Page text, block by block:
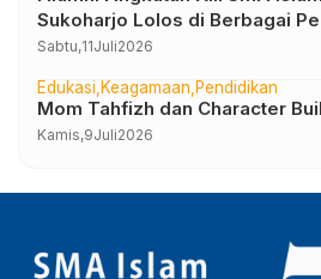
Sukoharjo Lolos di Berbagai
Negeri dan Luar Negeri
Sabtu,11Juli2026
Edukasi Keagamaan Pendidikan
Mom Tahfizh dan Character
Kamis,9Juli2026